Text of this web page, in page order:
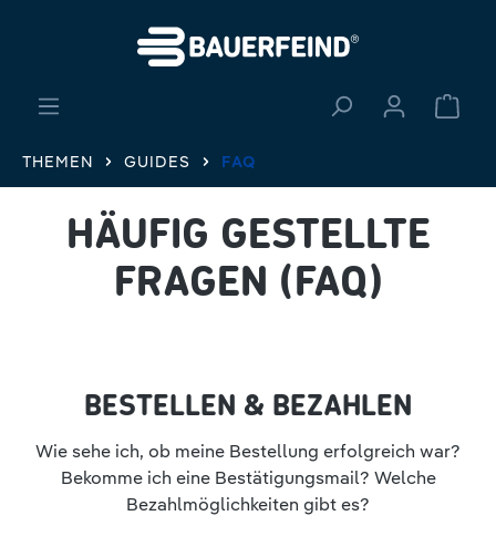
THEMEN GUIDES FAQ
HÄUFIG GESTELLTE
FRAGEN (FAQ)
BESTELLEN & BEZAHLEN
Wie sehe ich, ob meine Bestellung erfolgreich war?
Bekomme ich eine Bestätigungsmail? Welche
Bezahlmöglichkeiten gibt es?